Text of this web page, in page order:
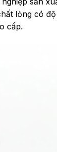
lỏng có
cấp.